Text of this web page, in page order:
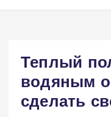
Теплый
водяным
сделать